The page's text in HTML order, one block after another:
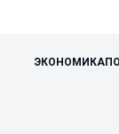
ЭКОНОМИКА